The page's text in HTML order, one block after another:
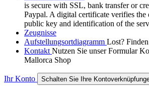
is secure with SSL, bank transfer or
Paypal. A digital certificate verifies the
public key and identification of the
Zeugnisse
Aufstellungsortdiagramm Lost?
Kontakt Nutzen Sie unser Formular
Mallorca Shop
Ihr Konto Schalten Sie Ihre